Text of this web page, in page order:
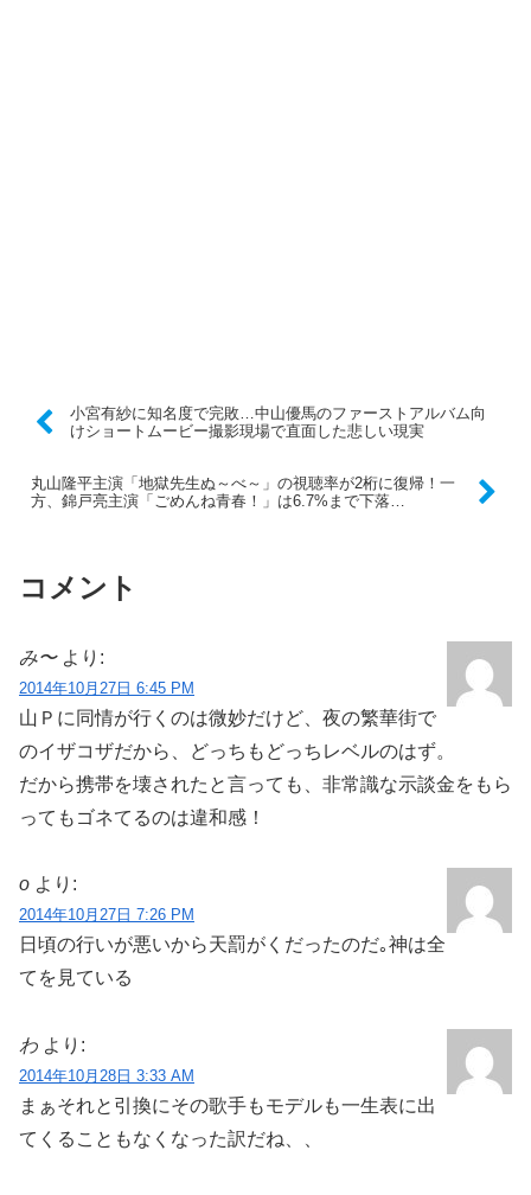
小宮有紗に知名度で完敗…中山優馬のファーストアルバム向
けショートムービー撮影現場で直面した悲しい現実
丸山隆平主演「地獄先生ぬ～べ～」の視聴率が2桁に復帰！一
方、錦戸亮主演「ごめんね青春！」は6.7%まで下落…
コメント
み〜 より:
2014年10月27日 6:45 PM
山Ｐに同情が行くのは微妙だけど、夜の繁華街で
のイザコザだから、どっちもどっちレベルのはず。
だから携帯を壊されたと言っても、非常識な示談金をもら
ってもゴネてるのは違和感！
o より:
2014年10月27日 7:26 PM
日頃の行いが悪いから天罰がくだったのだ｡神は全
てを見ている
わ より:
2014年10月28日 3:33 AM
まぁそれと引換にその歌手もモデルも一生表に出
てくることもなくなった訳だね、、